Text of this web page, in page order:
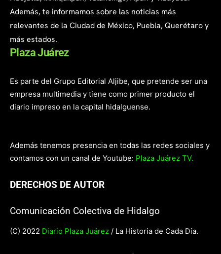
Además, te informamos sobre las noticias más
relevantes de la Ciudad de México, Puebla, Querétaro y
más estados.
Plaza Juárez
Es parte del Grupo Editorial Aljibe, que pretende ser una
empresa multimedia y tiene como primer producto el
diario impreso en la capital hidalguense.
Además tenemos presencia en todas las redes sociales y
contamos con un canal de Youtube: Plaza Juárez TV.
DERECHOS DE AUTOR
Comunicación Colectiva de Hidalgo
(C) 2022 Diario Plaza Juárez / La Historia de Cada Día.